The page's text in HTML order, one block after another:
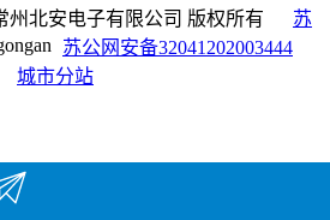
州北安电子有限公司 版权所有 苏
苏公网安备32041202003444
城市分站